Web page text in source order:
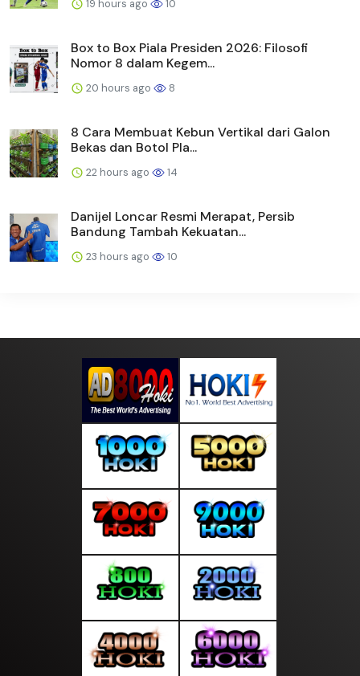
19 hours ago 10
Box to Box Piala Presiden 2026: Filosofi
Nomor 8 dalam Kegem...
20 hours ago 8
8 Cara Membuat Kebun Vertikal dari Galon
Bekas dan Botol Pla...
22 hours ago 14
Danijel Loncar Resmi Merapat, Persib
Bandung Tambah Kekuatan...
23 hours ago 10